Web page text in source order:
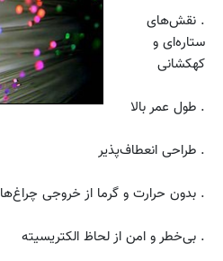
. نقش‌های
ستاره‌ای و
کهکشانی
. طول عمر بالا
. طراحی انعطاف‌پذیر
. بدون حرارت و گرما از خروجی چراغ‌ها
. بی‌خطر و امن از لحاظ الکتریسیته